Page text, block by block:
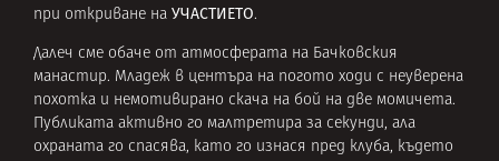
при откриване на УЧАСТИЕТО.
Далеч сме обаче от атмосферата на Бачковския
манастир. Младеж в центъра на погото ходи с неуверена
похотка и немотивирано скача на бой на две момичета.
Публиката активно го малтретира за секунди, ала
охраната го спасява, като го изнася пред клуба, където